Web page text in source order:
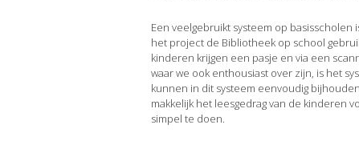
Een veelgebruikt systeem op
het project de Bibliotheek op school
kinderen krijgen een pasje en via een
waar we ook enthousiast over zijn, is het
kunnen in dit systeem eenvoudig
makkelijk het leesgedrag van de kinderen
simpel te doen.